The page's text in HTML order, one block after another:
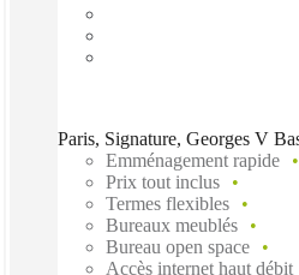
Paris, Signature, Georges V
Emménagement rapide
Prix tout inclus
Termes flexibles
Bureaux meublés
Bureau open space
Accès internet haut débit